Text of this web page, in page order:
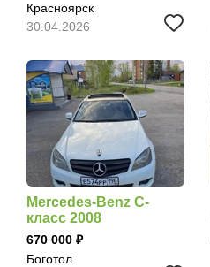
Красноярск
30.04.2026
Mercedes-Benz C-
класс 2008
670 000
Боготол